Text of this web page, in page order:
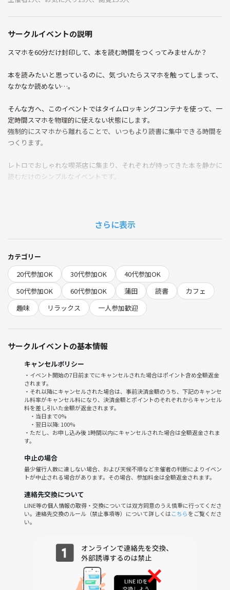
サークルイベントの説明
スマホを60分だけ封印して、本を読む時間をつくってみませんか？
本を読みたいと思っているのに、気づいたらスマホを触ってしまって、
なかなか読めない…。
そんな方へ、このイベントではタイムロッキングコンテナを使って、一
定時間スマホを物理的に使えない状態にします。
強制的にスマホから離れることで、いつもより読書に集中できる時間を
つくります。
レトロでおしゃれな喫茶店に集まり、それぞれが持ってきた本を静かに
読むだけのシンプルなイベントです。
ひとりではなかなか続かない読書も、環境が変わると意外と進みます。
おひとり参加も大歓迎です！
是非お気軽にご参加ください！
【当日の流れ】
◆13:10
ドリンクの注文
簡単な自己紹介、持ってきた本の紹介
スマホを封印（任意です）
◆13:20〜14:20
各自読書
感想などを簡単に話した後、自由解散
本を読み続けたい人は残るのもOKです！
【お貸しするもの】
・タイムロッキングケース（スマホを封印する箱）
【持ち物】
・お金（飲食代は各自ご負担ください）
・マスク（喫煙可のお店なので苦手な人はあると安心です）
【こんな人におすすめ】
さらに表示
カテゴリー
20代参加OK
30代参加OK
40代参加OK
50代参加OK
60代参加OK 蒲田 読書
カフェ
趣味
リラックス 一人参加歓迎
サークルイベントの基本情報
キャンセルポリシー
・イベント開始の7日前までにキャンセルされた場合はポイント含め全額返金
されます。
・それ以降にキャンセルされた場合は、事前決済金額のうち、下記のキャンセ
ル料率がキャンセル料になり、決済金額とポイントのそれぞれからキャンセル
料を差し引いた金額が返金されます。
・当日まで0%
・翌日以降: 100%
・ただし、お申し込み後 1時間以内にキャンセルされた場合は全額返金されま
す。
中止の場合
最少催行人数に達しない場合、および天候不順など主催者の判断によりイベン
トが中止される場合があります。その場合、参加料金は全額返金されます。
連絡先交換について
LINE等の個人情報の取得・交換については双方同意のうえ慎重に行ってくださ
い。連絡先交換のルール（禁止事項等）について詳しくはこちらをご覧くださ
い。